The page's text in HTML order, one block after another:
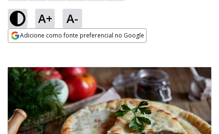
A+ A-
Adicione como fonte preferencial no Google